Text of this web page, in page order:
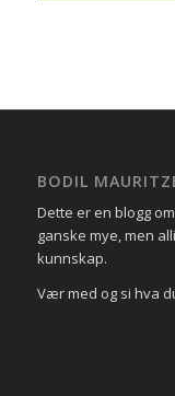
BODIL
Dette er en blogg
ganske mye, men
kunnskap.
Vær med og si hva